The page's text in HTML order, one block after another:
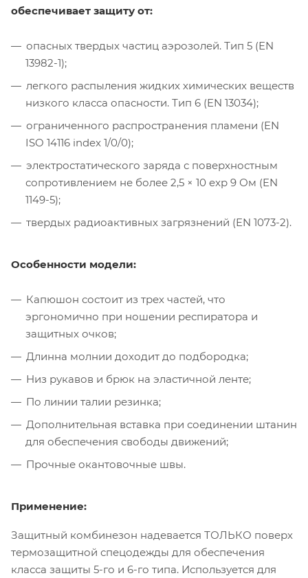
обеспечивает защиту от:
опасных твердых частиц аэрозолей. Тип 5 (EN
13982-1);
легкого распыления жидких химических веществ
низкого класса опасности. Тип 6 (EN 13034);
ограниченного распространения пламени (EN
ISO 14116 index 1/0/0);
электростатического заряда с поверхностным
сопротивлением не более 2,5 × 10 exp 9 Ом (EN
1149-5);
твердых радиоактивных загрязнений (EN 1073-2).
Особенности модели:
Капюшон состоит из трех частей, что
эргономично при ношении респиратора и
защитных очков;
Длинна молнии доходит до подбородка;
Низ рукавов и брюк на эластичной ленте;
По линии талии резинка;
Дополнительная вставка при соединении штанин
для обеспечения свободы движений;
Прочные окантовочные швы.
Применение:
Защитный комбинезон надевается ТОЛЬКО поверх
термозащитной спецодежды для обеспечения
класса защиты 5-го и 6-го типа. Используется для